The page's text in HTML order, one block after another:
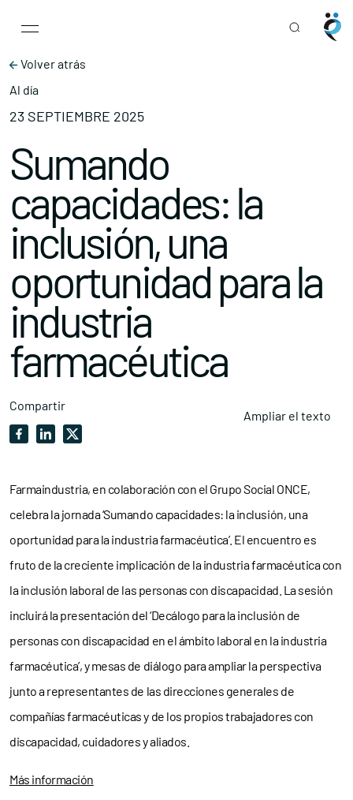
Main Navigation
Volver atrás
Al día
23 SEPTIEMBRE 2025
Sumando
capacidades: la
inclusión, una
oportunidad para la
industria
farmacéutica
Compartir
Ampliar el texto
Farmaindustria, en colaboración con el Grupo Social ONCE,
celebra la jornada ‘Sumando capacidades: la inclusión, una
oportunidad para la industria farmacéutica’. El encuentro es
fruto de la creciente implicación de la industria farmacéutica con
la inclusión laboral de las personas con discapacidad. La sesión
incluirá la presentación del ‘Decálogo para la inclusión de
personas con discapacidad en el ámbito laboral en la industria
farmacéutica’, y mesas de diálogo para ampliar la perspectiva
junto a representantes de las direcciones generales de
compañías farmacéuticas y de los propios trabajadores con
discapacidad, cuidadores y aliados.
Más información